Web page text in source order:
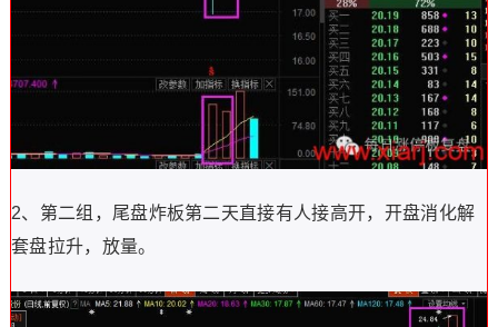
2、第二组，尾盘炸板第二天直接有人接高开，开盘消化解
套盘拉升，放量。